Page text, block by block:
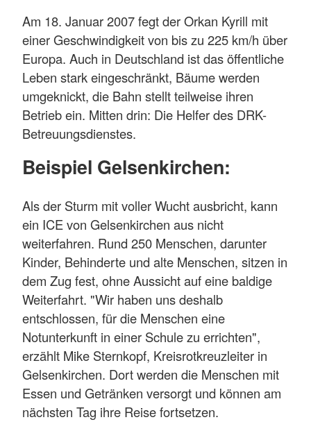
Am 18. Januar 2007 fegt der Orkan Kyrill mit
einer Geschwindigkeit von bis zu 225 km/h über
Europa. Auch in Deutschland ist das öffentliche
Leben stark eingeschränkt, Bäume werden
umgeknickt, die Bahn stellt teilweise ihren
Betrieb ein. Mitten drin: Die Helfer des DRK-
Betreuungsdienstes.
Beispiel Gelsenkirchen:
Als der Sturm mit voller Wucht ausbricht, kann
ein ICE von Gelsenkirchen aus nicht
weiterfahren. Rund 250 Menschen, darunter
Kinder, Behinderte und alte Menschen, sitzen in
dem Zug fest, ohne Aussicht auf eine baldige
Weiterfahrt. "Wir haben uns deshalb
entschlossen, für die Menschen eine
Notunterkunft in einer Schule zu errichten",
erzählt Mike Sternkopf, Kreisrotkreuzleiter in
Gelsenkirchen. Dort werden die Menschen mit
Essen und Getränken versorgt und können am
nächsten Tag ihre Reise fortsetzen.